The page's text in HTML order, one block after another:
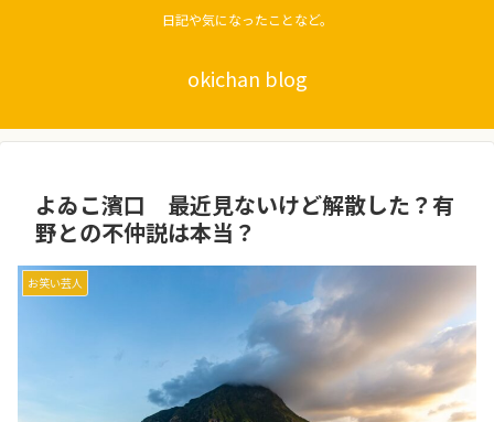
日記や気になったことなど。
okichan blog
よゐこ濱口 最近見ないけど解散した？有
野との不仲説は本当？
お笑い芸人